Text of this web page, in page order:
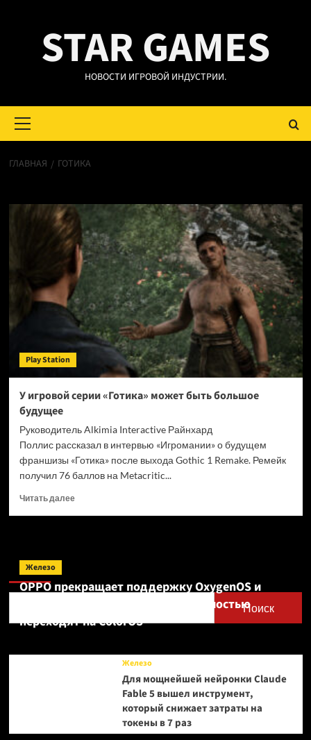
содержимомуSTAR GAMES
НОВОСТИ ИГРОВОЙ ИНДУСТРИИ.
меню
ГЛАВНАЯ ГОТИКА
Play Station
У игровой серии «Готика» может быть большое
будущее
Руководитель Alkimia Interactive Райнхард
Поллис рассказал в интервью «Игромании» о будущем
франшизы «Готика» после выхода Gothic 1 Remake. Ремейк
получил 76 баллов на Metacritic...
Читать далееПрочитать
может
будущее
Поиск
Поиск
Железо
OPPO прекращает поддержку OxygenOS и
Realme UI — OnePlus и realme полностью
переходят на ColorOS
Железо
Для мощнейшей нейронки Claude
Fable 5 вышел инструмент,
который снижает затраты на
токены в 7 раз